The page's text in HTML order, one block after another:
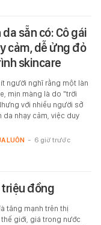
sẵn có: Cô gái
cảm, dễ ửng đỏ
skincare
người nghĩ rằng một làn
mịn màng là do "trời
với nhiều người sở
da nhạy cảm, việc duy
LUÔN - 6 giờ trước
đồng
tăng mạnh trên thị
giới, giá trong nước